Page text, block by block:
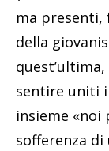
ma presenti,
della
sentire uniti
insieme «noi
sofferenza